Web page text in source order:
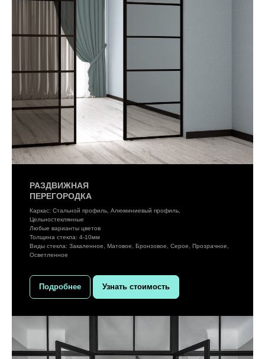
РАЗДВИЖНАЯ
ПЕРЕГОРОДКА
Каркас: Стальной профиль, Алюминиевый профиль,
Цельностеклянные
Любые варианты цветов
Толщина стекла: 4-10мм
Виды стекла: Закаленное, Матовое, Бронзовое, Серое, Прозрачное,
Осветленное
Подробнее Узнать стоимость